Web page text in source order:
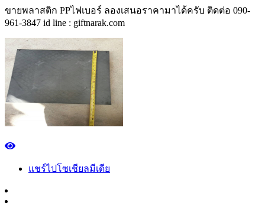
ขายพลาสติก PPไฟเบอร์ ลองเสนอราคามาได้ครับ ติดต่อ 090-
961-3847 id line : giftnarak.com
แชร์ไปโซเชียลมีเดีย